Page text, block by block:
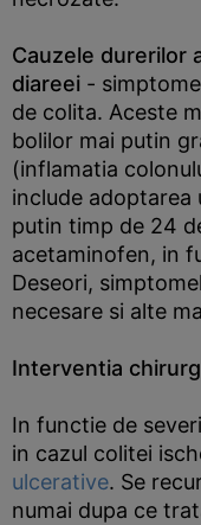
Cauzele durerilor
diareei -
de colita. Aceste
bolilor mai putin
(inflamatia
include adoptarea
putin timp de 24
acetaminofen, in
Deseori,
necesare si alte
Interventia
In functie de
in cazul colitei
ulcerative. Se
numai dupa ce